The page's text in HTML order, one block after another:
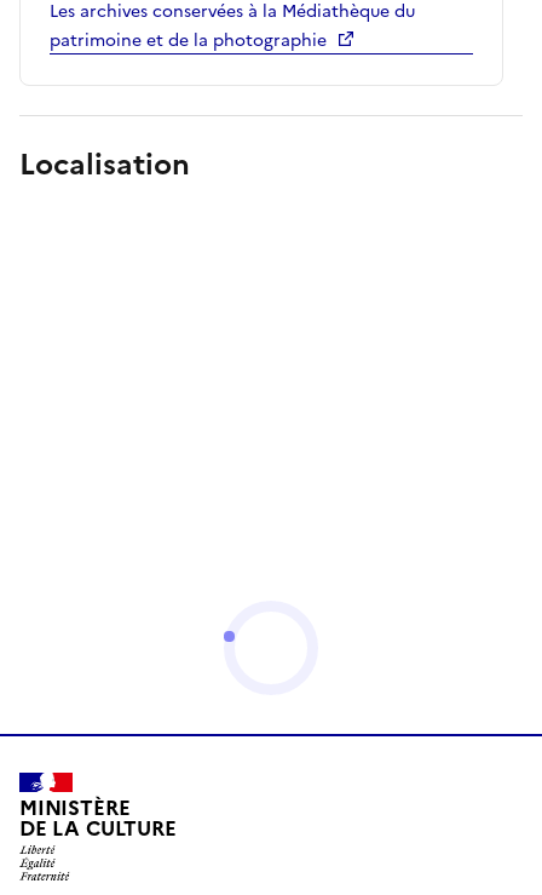
Les archives conservées à la Médiathèque du
patrimoine et de la photographie
Localisation
MINISTÈRE
DE LA CULTURE